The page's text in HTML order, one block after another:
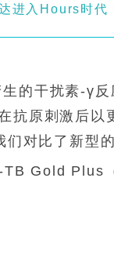
进入Hours时代
的干扰素-γ反
抗原刺激后以
们对比了新型
TB Gold Plus